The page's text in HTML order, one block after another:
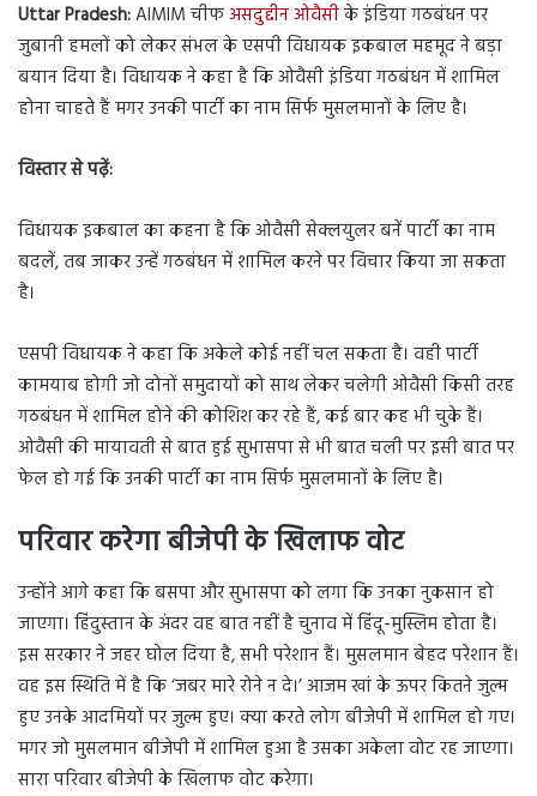
Uttar Pradesh:AIMIM चीफअसदुद्दीन ओवैसीके इंडिया गठबंधन पर
जुबानी हमलों को लेकर संभल के एसपी विधायक इकबाल महमूद ने बड़ा
बयान दिया है। विधायक ने कहा है कि ओवैसी इंडिया गठबंधन में शामिल
होना चाहते हैं मगर उनकी पार्टी का नाम सिर्फ मुसलमानों के लिए है।
विस्तार से पढ़ें:
विधायक इकबाल का कहना है कि ओवैसी सेक्लयुलर बनें पार्टी का नाम
बदलें, तब जाकर उन्हें गठबंधन में शामिल करने पर विचार किया जा सकता
है।
एसपी विधायक ने कहा कि अकेले कोई नहीं चल सकता है। वही पार्टी
कामयाब होगी जो दोनों समुदायों को साथ लेकर चलेगी ओवैसी किसी तरह
गठबंधन में शामिल होने की कोशिश कर रहे हैं, कई बार कह भी चुके हैं।
ओवैसी की मायावती से बात हुई सुभासपा से भी बात चली पर इसी बात पर
फेल हो गई कि उनकी पार्टी का नाम सिर्फ मुसलमानों के लिए है।
परिवार करेगा बीजेपी के खिलाफ वोट
उन्होंने आगे कहा कि बसपा और सुभासपा को लगा कि उनका नुकसान हो
जाएगा। हिंदुस्तान के अंदर वह बात नहीं है चुनाव में हिंदू-मुस्लिम होता है।
इस सरकार ने जहर घोल दिया है, सभी परेशान हैं। मुसलमान बेहद परेशान हैं।
वह इस स्थिति में है कि ‘जबर मारे रोने न दे।’ आजम खां के ऊपर कितने जुल्म
हुए उनके आदमियों पर जुल्म हुए। क्या करते लोग बीजेपी में शामिल हो गए।
मगर जो मुसलमान बीजेपी में शामिल हुआ है उसका अकेला वोट रह जाएगा।
सारा परिवार बीजेपी के खिलाफ वोट करेगा।